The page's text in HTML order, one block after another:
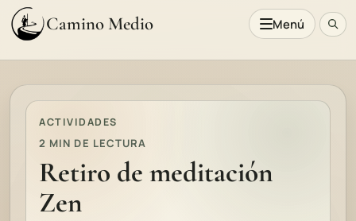
Camino Medio Menú
ACTIVIDADES
2 MIN DE LECTURA
Retiro de meditación
Zen